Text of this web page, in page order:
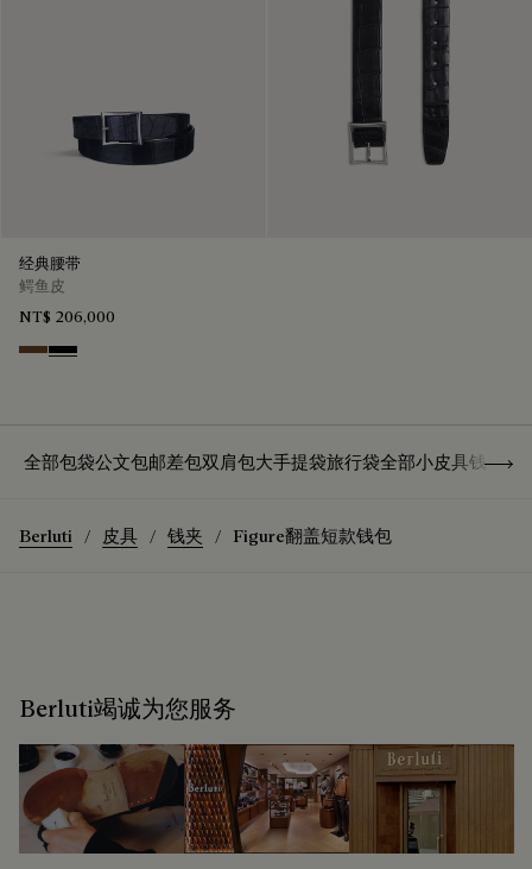
经典腰带
鳄鱼皮
NT$ 206,000
Tobacco Bis
Nero
全部包袋公文包邮差包双肩包大手提袋旅行袋全部小皮具钱夹卡
Berluti 皮具 钱夹 Figure翻盖短款钱包
Berluti竭诚为您服务